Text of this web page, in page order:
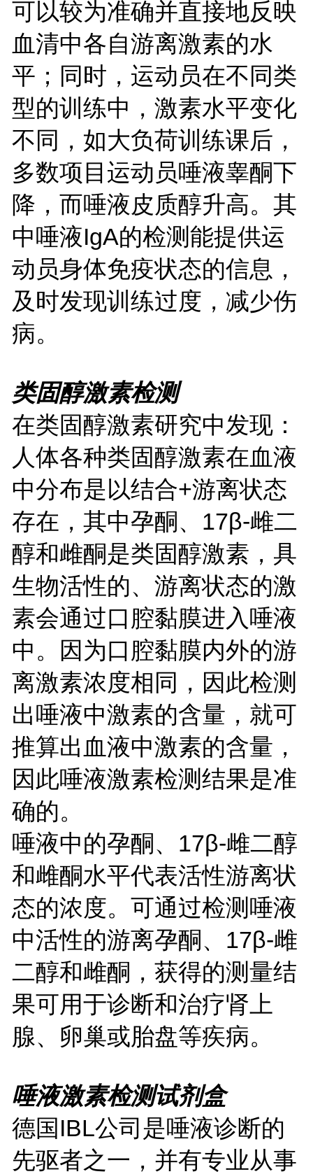
可以较为准确并直接地反映
血清中各自游离激素的水
平；同时，运动员在不同类
型的训练中，激素水平变化
不同，如大负荷训练课后，
多数项目运动员唾液睾酮下
降，而唾液皮质醇升高。其
中唾液IgA的检测能提供运
动员身体免疫状态的信息，
及时发现训练过度，减少伤
病。
类固醇激素检测
在类固醇激素研究中发现：
人体各种类固醇激素在血液
中分布是以结合+游离状态
存在， 其中孕酮、17β-雌二
醇和雌酮是类固醇激素，具
生物活性的、游离状态的激
素会通过口腔黏膜进入唾液
中。因为口腔黏膜内外的游
离激素浓度相同，因此检测
出唾液中激素的含量，就可
推算出血液中激素的含量，
因此唾液激素检测结果是准
确的。
唾液中的孕酮、17β-雌二醇
和雌酮水平代表活性游离状
态的浓度。可通过检测唾液
中活性的游离孕酮、17β-雌
二醇和雌酮，获得的测量结
果可用于诊断和治疗肾上
腺、卵巢或胎盘等疾病。
唾液激素检测试剂盒
德国 IBL公司是唾液诊断的
先驱者之一，并有专业从事